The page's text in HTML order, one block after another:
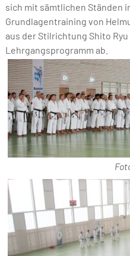
sich mit sämtlichen Ständen
Grundlagentraining von
aus der Stilrichtung Shito
Lehrgangsprogramm ab.